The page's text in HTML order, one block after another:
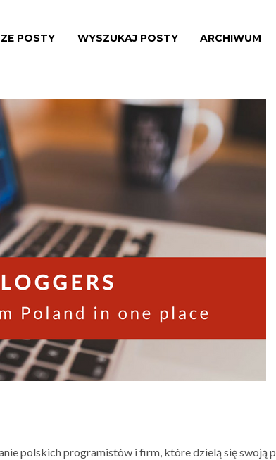
POSTY WYSZUKAJ POSTY ARCHIWUM
polskich programistów i firm, które dzielą się swoją